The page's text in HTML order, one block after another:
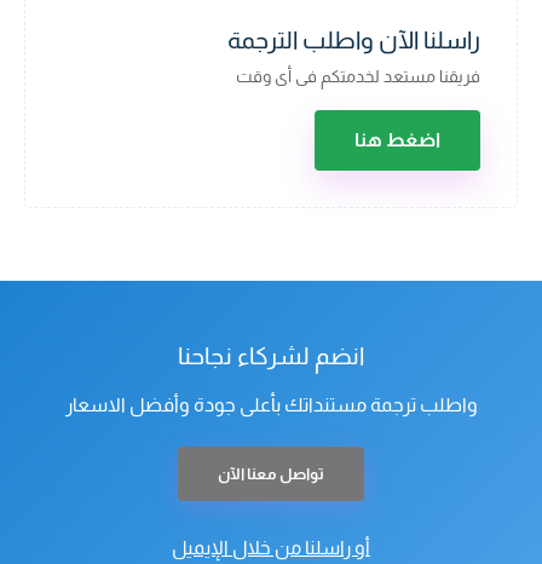
راسلنا الآن واطلب الترجمة
فريقنا مستعد لخدمتكم فى أى وقت
اضغط هنا
انضم لشركاء نجاحنا
واطلب ترجمة مستنداتك بأعلى جودة وأفضل الاسعار
تواصل معنا الآن
أو راسلنا من خلال الإيميل